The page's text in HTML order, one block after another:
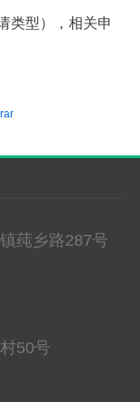
类型），相关申
莼乡路287号
50号